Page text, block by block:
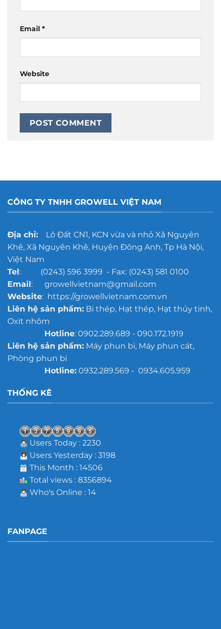
Email *
Website
CÔNG TY TNHH GROWELL VIỆT NAM
Địa chỉ:Lô Đất CN1, KCN vừa và nhỏ Xã Nguyên
Khê, Xã Nguyên Khê, Huyện Đông Anh, Tp Hà Nội,
Việt Nam
Tel: (0243) 596 3999 - Fax: (0243) 581 0100
Email: growellvietnam@gmail.com
Website: https://growellvietnam.com.vn
Liên hệ sản phẩm:Bi thép, Hạt thép, Hạt thủy tinh,
Oxit nhôm
Hotline: 0902.289.689 - 090.172.1919
Liên hệ sản phẩm:Máy phun bi, Máy phun cát,
Phòng phun bi
Hotline:0932.289.569 - 0934.605.959
THỐNG KÊ
Users Today : 2230
Users Yesterday : 3198
This Month : 14506
Total views : 8356894
Who's Online : 14
FANPAGE